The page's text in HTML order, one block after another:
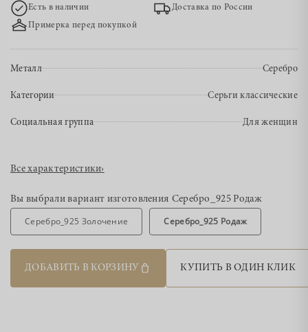
Есть в наличии
Доставка по России
Примерка перед покупкой
Металл Серебро
Категории Серьги классические
Социальная группа Для женщин
Все характеристики›
Вы выбрали вариант изготовления Серебро_925 Родаж
Серебро_925 Золочение Серебро_925 Родаж
ДОБАВИТЬ В КОРЗИНУ КУПИТЬ В ОДИН КЛИК